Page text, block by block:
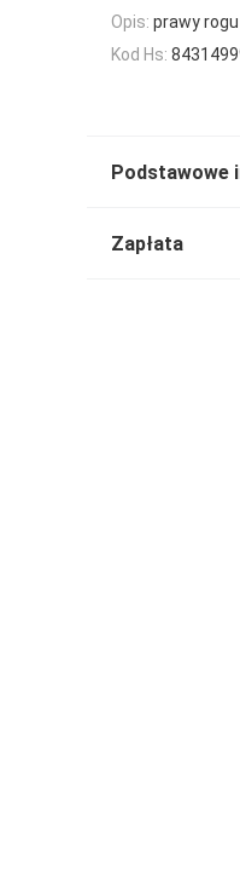
Opis: prawy rogu
Kod Hs:
Podstawowe
Zapłata